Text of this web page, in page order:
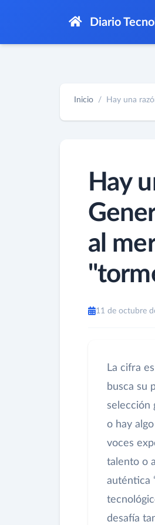
Diario
Inicio Hay una
Hay
al
11 de octubre
La cifra
busca su
selección
o hay
voces
talento o
auténtica
desafía